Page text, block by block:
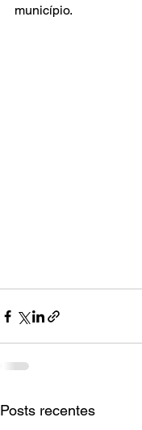
município.
Posts recentes